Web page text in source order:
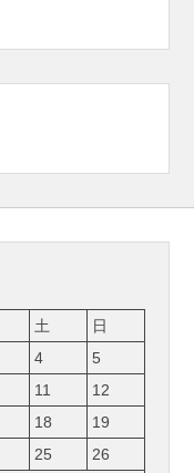
土
日
4
5
11
12
18
19
25
26